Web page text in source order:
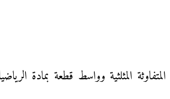
المثلثية وواسط قطعة بمادة